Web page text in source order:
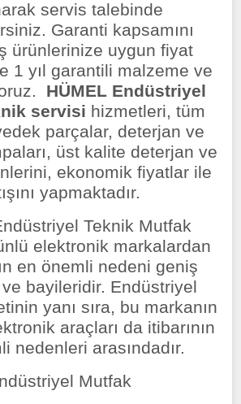
servis talebinde
Garanti kapsamını
ürünlerinize uygun fiyat
1 yıl garantili malzeme ve
HÜMEL Endüstriyel
servisi hizmetleri, tüm
parçalar, deterjan ve
üst kalite deterjan ve
ekonomik fiyatlar ile
yapmaktadır.
Teknik Mutfak
elektronik markalardan
en önemli nedeni geniş
ve bayileridir. Endüstriyel
yanı sıra, bu markanın
araçları da itibarının
nedenleri arasındadır.
Mutfak